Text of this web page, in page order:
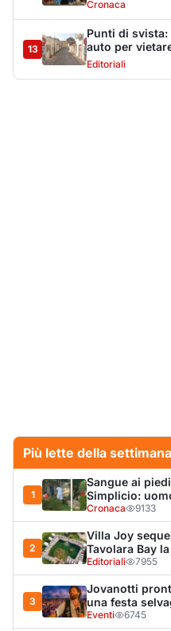
5
Dopo
al sindaco:
nulla"
Cronaca 4655
6
Olbia, il Nero
al Molo Brin
Turismo 4278
7
Punti di svista:
auto per
Editoriali 4222
Olbia, auto